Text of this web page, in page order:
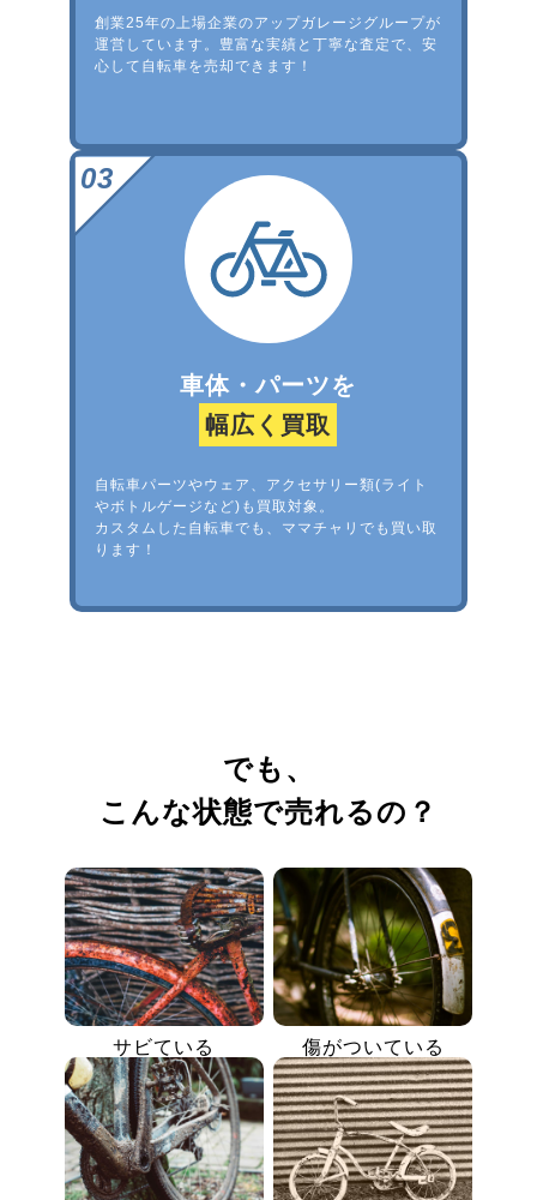
創業25年の上場企業のアップガレージグループが
運営しています。豊富な実績と丁寧な査定で、安
心して自転車を売却できます！
車体・パーツを
幅広く買取
自転車パーツやウェア、アクセサリー類(ライト
やボトルゲージなど)も買取対象。
カスタムした自転車でも、ママチャリでも買い取
ります！
でも、
こんな状態で売れるの？
サビている 傷がついている